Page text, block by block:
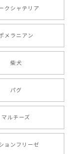
【 ボーダーコリー 水彩画風 毛色4色 】 手帳 スマホケース 犬 うちの子 iPhone & Android
し不安になり
本当に可愛
クシャテリア
メラニアン
柴犬
パグ
マルチーズ
ョンフリーゼ